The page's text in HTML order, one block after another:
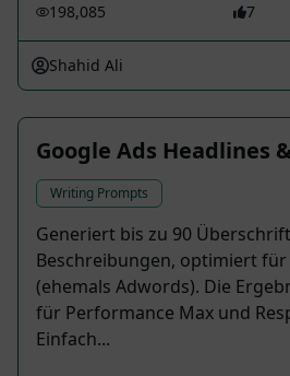
198,085 7
Shahid Ali
Google Ads Headlines
Writing Prompts
Generiert bis zu 90
Beschreibungen, optimiert für
(ehemals Adwords). Die
für Performance Max und
Einfach...